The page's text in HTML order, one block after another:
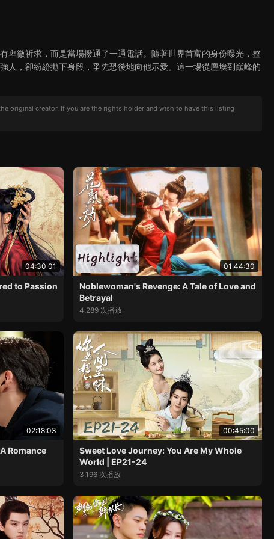
卑微祈求，而是當場撥通了一通電話。隨著世界首富的身份曝光，整
人，卻紛紛拋下身段，爭先恐後地向他示愛。這一場從塵埃到巔峰的
original creator. If you are the rights holder and wish to have this listing
04:30:01
to Passion
01:44:30
Noblewoman's Revenge: A Tale of Love and
Betrayal
4,289 次播放
02:18:03
Romance
00:45:00
Sweet Love Journey: You Are My Whole
World | EP21-24
3,196 次播放